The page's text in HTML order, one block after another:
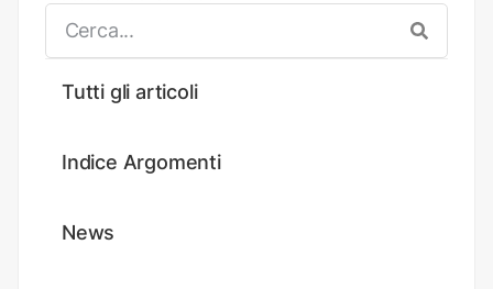
Tutti gli articoli
Indice Argomenti
News